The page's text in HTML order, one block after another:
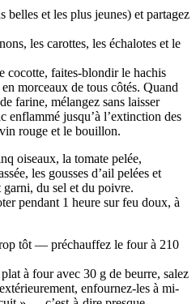
belles et les plus jeunes) et partagez
les carottes, les échalotes et le
cocotte, faites-blondir le hachis
morceaux de tous côtés. Quand
farine, mélangez sans laisser
enflammé jusqu’à l’extinction des
rouge et le bouillon.
oiseaux, la tomate pelée,
les gousses d’ail pelées et
garni, du sel et du poivre.
pendant 1 heure sur feu doux, à
tôt — préchauffez le four à 210
à four avec 30 g de beurre, salez
enfournez-les à mi-